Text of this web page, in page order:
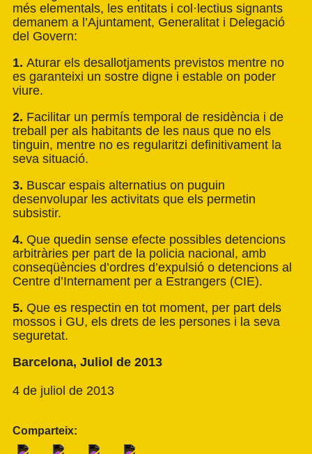
més elementals, les entitats i col·lectius signants
demanem a l’Ajuntament, Generalitat i Delegació
del Govern:
1. Aturar els desallotjaments previstos mentre no
es garanteixi un sostre digne i estable on poder
viure.
2. Facilitar un permís temporal de residència i de
treball per als habitants de les naus que no els
tinguin, mentre no es regularitzi definitivament la
seva situació.
3. Buscar espais alternatius on puguin
desenvolupar les activitats que els permetin
subsistir.
4. Que quedin sense efecte possibles detencions
arbitràries per part de la policia nacional, amb
conseqüències d’ordres d’expulsió o detencions al
Centre d’Internament per a Estrangers (CIE).
5. Que es respectin en tot moment, per part dels
mossos i GU, els drets de les persones i la seva
seguretat.
Barcelona, Juliol de 2013
4 de juliol de 2013
Comparteix: